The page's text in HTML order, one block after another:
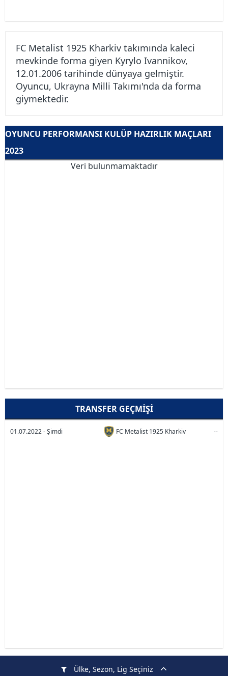
Ülke, Sezon, Lig Seçiniz
FC Metalist 1925 Kharkiv takımında kaleci
mevkinde forma giyen Kyrylo Ivannikov,
12.01.2006 tarihinde dünyaya gelmiştir.
Oyuncu, Ukrayna Milli Takımı'nda da forma
giymektedir.
OYUNCU PERFORMANSI KULÜP HAZIRLIK MAÇLARI
2023
Veri bulunmamaktadır
TRANSFER GEÇMIŞI
01.07.2022 - Şimdi FC Metalist 1925 Kharkiv --